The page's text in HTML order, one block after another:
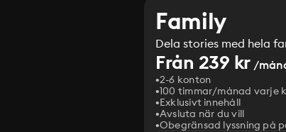
Family
Dela stories med hela
Från 239 kr /
2-6 konton
100 timmar/månad varje
Exklusivt innehåll
Avsluta när du vill
Obegränsad lyssning på